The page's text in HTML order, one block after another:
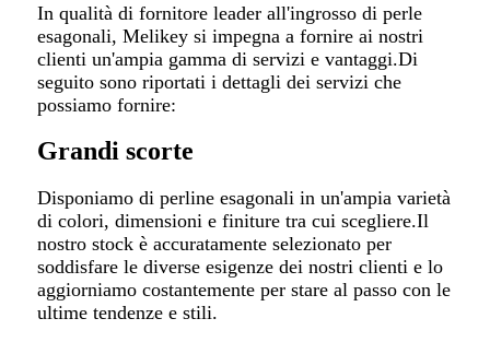
In qualità di fornitore leader all'ingrosso di perle
esagonali, Melikey si impegna a fornire ai nostri
clienti un'ampia gamma di servizi e vantaggi.Di
seguito sono riportati i dettagli dei servizi che
possiamo fornire:
Grandi scorte
Disponiamo di perline esagonali in un'ampia varietà
di colori, dimensioni e finiture tra cui scegliere.Il
nostro stock è accuratamente selezionato per
soddisfare le diverse esigenze dei nostri clienti e lo
aggiorniamo costantemente per stare al passo con le
ultime tendenze e stili.